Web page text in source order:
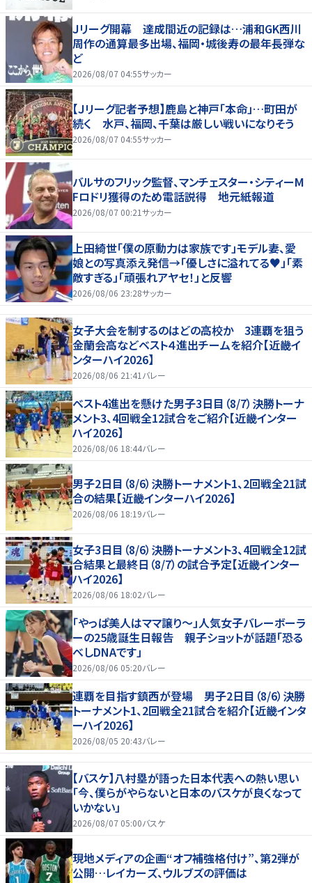
Ｊリーグ開幕 達成間近の記録は…浦和GK西川
周作の通算最多出場、福岡・城後寿の最年長弾な
ど
2026/08/07 04:55サッカー
【Ｊリーグ記者予想】鹿島と神戸「本命」…町田が
続く 水戸、福岡、千葉は厳しい戦いになりそう
2026/08/07 04:55サッカー
バルサのフリック監督、マンチェスター・シティーM
Fロドリ獲得のため電話説得 地元紙報道
2026/08/07 00:21サッカー
上田綺世「僕の原動力は家族です」モデル妻、愛
娘との写真添え発信→「優しさに溢れてる♥」「素
敵すぎる」「頑張れアヤセ！」と反響
2026/08/06 23:28サッカー
女子大会を制するのはどの高校か 3連覇を狙う
金蘭会高などベスト４進出チームを紹介【近畿イ
ンターハイ2026】
2026/08/06 21:41 バレー
ベスト4進出を懸けた男子3日目（8/7）決勝トーナ
メント3、4回戦全12試合をご紹介【近畿インター
ハイ2026】
2026/08/06 18:44バレー
男子2日目（8/6）決勝トーナメント1、2回戦全21試
合の結果【近畿インターハイ2026】
2026/08/06 18:19バレー
女子3日目（8/6）決勝トーナメント3、4回戦全12試
合結果と最終日（8/7）の試合予定【近畿インター
ハイ2026】
2026/08/06 18:02バレー
「やっぱ美人はママ譲り～」人気女子バレーボーラ
ーの25歳誕生日報告 親子ショットが話題「恐る
べしDNAです」
2026/08/06 05:20バレー
連覇を目指す鎮西が登場 男子2日目（8/6）決勝
トーナメント1、2回戦全21試合を紹介【近畿インタ
ーハイ2026】
2026/08/05 20:43バレー
【バスケ】八村塁が語った日本代表への熱い思い
「今、僕らがやらないと日本のバスケが良くなって
いかない」
2026/08/07 05:00バスケ
現地メディアの企画“オフ補強格付け”、第2弾が
公開…レイカーズ、ウルブズの評価は